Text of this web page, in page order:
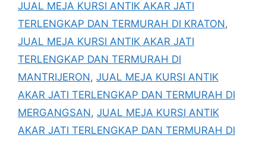
JUAL MEJA KURSI ANTIK AKAR JATI
TERLENGKAP DAN TERMURAH DI KRATON,
JUAL MEJA KURSI ANTIK AKAR JATI
TERLENGKAP DAN TERMURAH DI
MANTRIJERON, JUAL MEJA KURSI ANTIK
AKAR JATI TERLENGKAP DAN TERMURAH DI
MERGANGSAN, JUAL MEJA KURSI ANTIK
AKAR JATI TERLENGKAP DAN TERMURAH DI